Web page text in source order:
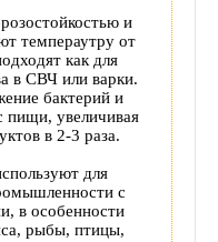
и
темпераутру от
как для
в СВЧ или варки.
бактерий и
пищи, увеличивая
в 2-3 раза.
для
с
в особенности
рыбы, птицы,